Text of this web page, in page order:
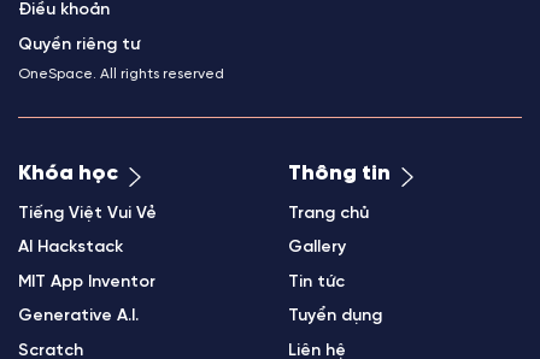
Điều khoản
Quyền riêng tư
OneSpace. All rights reserved
Khóa học
Tiếng Việt Vui Vẻ
AI Hackstack
MIT App Inventor
Generative A.I.
Scratch
Thông tin
Trang chủ
Gallery
Tin tức
Tuyển dụng
Liên hệ